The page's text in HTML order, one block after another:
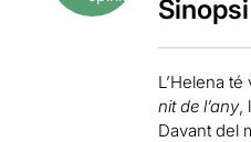
Sinopsi
L’Helena
nit de l’any,
Davant del